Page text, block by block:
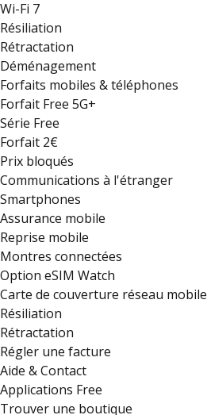
Wi-Fi 7
Résiliation
Rétractation
Déménagement
Forfaits mobiles & téléphones
Forfait Free 5G+
Série Free
Forfait 2€
Prix bloqués
Communications à l'étranger
Smartphones
Assurance mobile
Reprise mobile
Montres connectées
Option eSIM Watch
Carte de couverture réseau mobile
Résiliation
Rétractation
Régler une facture
Aide & Contact
Applications Free
Trouver une boutique